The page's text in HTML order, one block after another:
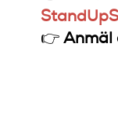
👉Anmäl